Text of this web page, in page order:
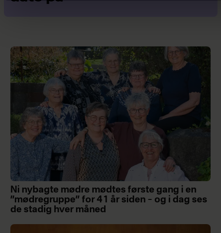
Ni nybagte mødre mødtes første gang i en
”mødregruppe” for 41 år siden – og i dag ses
de stadig hver måned